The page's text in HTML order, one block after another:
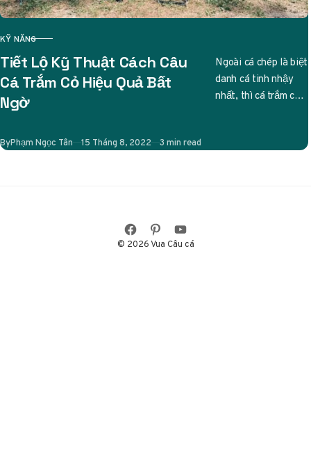
CATEGORY
KỸ NĂNG
Tiết Lộ Kỹ Thuật Cách Câu
Cá Trắm Cỏ Hiệu Quả Bất
Ngờ
Ngoài cá chép là biệt
danh cá tinh nhậy
nhất, thì cá trắm cỏ
ByPhạm Ngọc Tân Published
15 Tháng 8, 2022 3 min read
© 2026 Vua Câu cá